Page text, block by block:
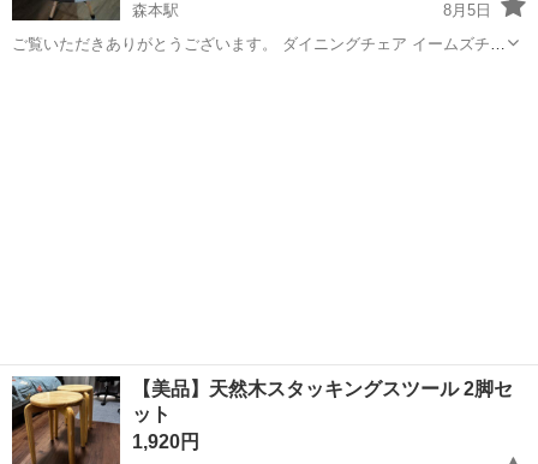
森本駅
8月5日
ご覧いただきありがとうございます。 ダイニングチェア イームズチェ
【美品】天然木スタッキングスツール 2脚セ
ット
1,920円